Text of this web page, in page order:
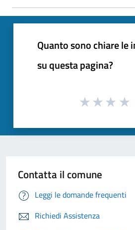
Quanto sono chiare le
su questa pagina?
Contatta il comune
Leggi le domande frequenti
Richiedi Assistenza